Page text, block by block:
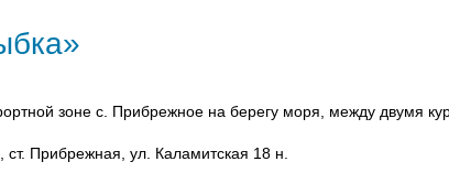
зоне с. Прибрежное на берегу моря, между двумя
Прибрежная, ул. Каламитская 18 н.